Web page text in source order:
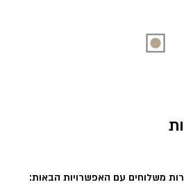
משלוחים עם האפשרויות הבאות: